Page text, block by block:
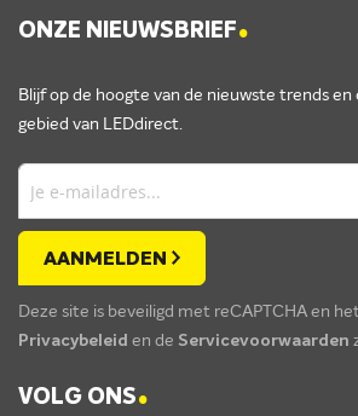
ONZE NIEUWSBRIEF.
Blijf op de hoogte van de nieuwste trends
gebied van LEDdirect.
AANMELDEN
Deze site is beveiligd met reCAPTCHA en
Privacybeleid en de Servicevoorwaarden
VOLG ONS.